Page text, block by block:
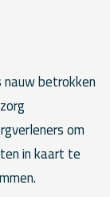
betrokken
om
in kaart te